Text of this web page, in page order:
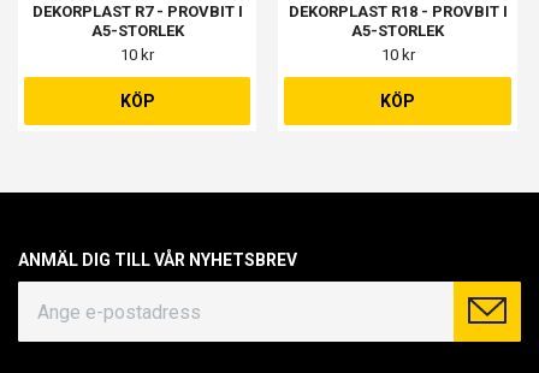
DEKORPLAST R7 - PROVBIT I
A5-STORLEK
10 kr
KÖP
DEKORPLAST R18 - PROVBIT I
A5-STORLEK
10 kr
KÖP
ANMÄL DIG TILL VÅR NYHETSBREV